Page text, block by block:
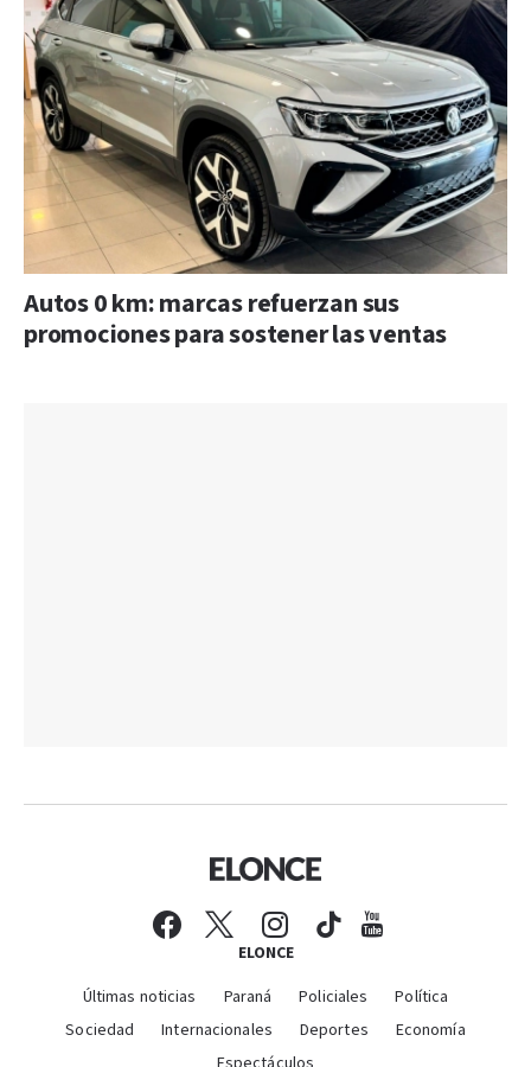
Autos 0 km: marcas refuerzan sus
promociones para sostener las ventas
ELONCE
Últimas noticias Paraná Policiales
Política
Sociedad
Internacionales Deportes
Economía